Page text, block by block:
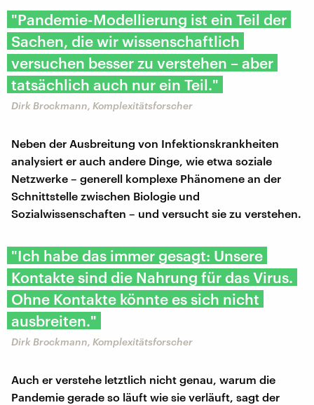
"Pandemie-Modellierung ist ein Teil der
Sachen, die wir wissenschaftlich
versuchen besser zu verstehen – aber
tatsächlich auch nur ein Teil."
Dirk Brockmann, Komplexitätsforscher
Neben der Ausbreitung von Infektionskrankheiten
analysiert er auch andere Dinge, wie etwa soziale
Netzwerke – generell komplexe Phänomene an der
Schnittstelle zwischen Biologie und
Sozialwissenschaften – und versucht sie zu verstehen.
"Ich habe das immer gesagt: Unsere
Kontakte sind die Nahrung für das Virus.
Ohne Kontakte könnte es sich nicht
ausbreiten."
Dirk Brockmann, Komplexitätsforscher
Auch er verstehe letztlich nicht genau, warum die
Pandemie gerade so läuft wie sie verläuft, sagt der